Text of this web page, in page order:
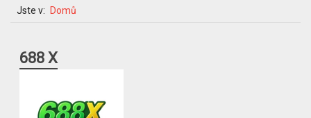
Jste v: Domů
688 X